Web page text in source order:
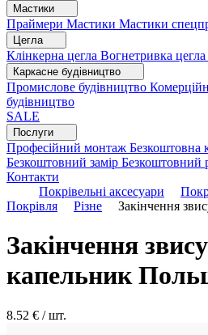
Мастики
Праймери Мастики Мастики
Цегла
Клінкерна цегла Вогнетривка цегла
Каркасне будівництво
Промислове будівництво
будівництво
SALE
Послуги
Професійний монтаж Безкоштовна
Безкоштовний замір Безкоштовний
Контакти
Покрівельні аксесуари
Покрівля
Різне Закінчення
Закінчення
капельник
8.52 € / шт.